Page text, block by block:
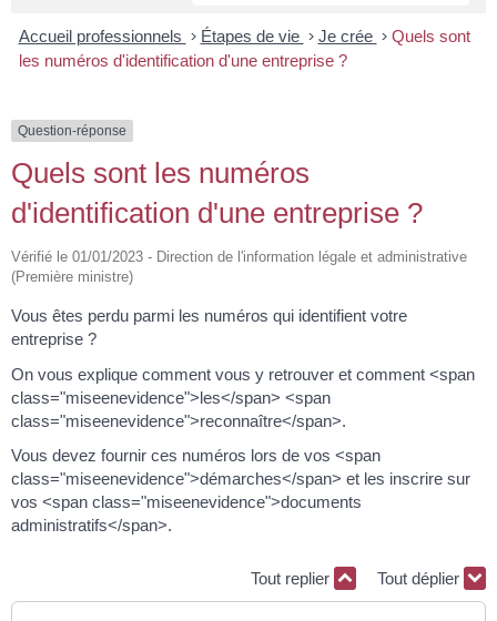
Accueil professionnels > Étapes de vie > Je crée > Quels sont
les numéros d'identification d'une entreprise ?
Question-réponse
Quels sont les numéros
d'identification d'une entreprise ?
Vérifié le 01/01/2023 - Direction de l'information légale et administrative
(Première ministre)
Vous êtes perdu parmi les numéros qui identifient votre
entreprise ?
On vous explique comment vous y retrouver et comment <span
class="miseenevidence">les</span> <span
class="miseenevidence">reconnaître</span>.
Vous devez fournir ces numéros lors de vos <span
class="miseenevidence">démarches</span> et les inscrire sur
vos <span class="miseenevidence">documents
administratifs</span>.
Tout replier Tout déplier